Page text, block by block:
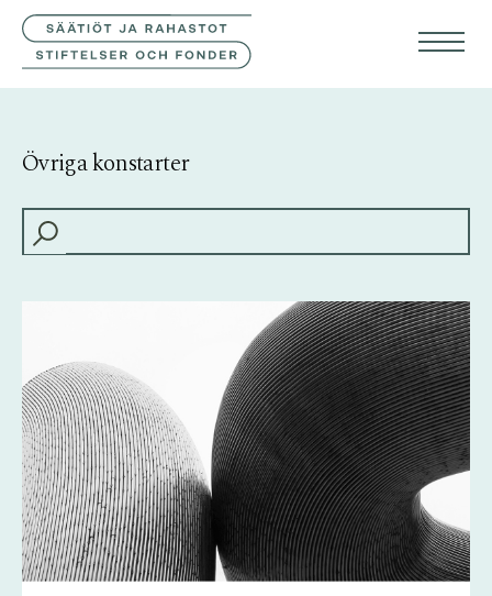
FIN
ENG
Övriga konstarter
HAKU: